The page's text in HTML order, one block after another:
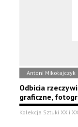
Antoni Mikołajczyk
Odbicia
graficzne,
Kolekcja Sztuki XX i